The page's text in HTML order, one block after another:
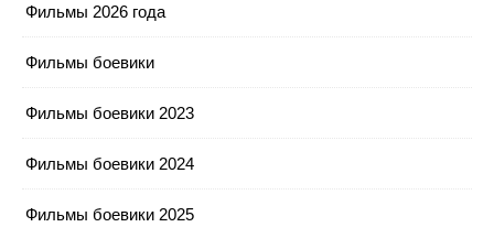
Фильмы 2026 года
Фильмы боевики
Фильмы боевики 2023
Фильмы боевики 2024
Фильмы боевики 2025